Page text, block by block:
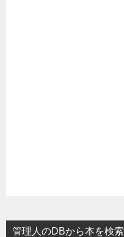
管理人のDBから本を検索